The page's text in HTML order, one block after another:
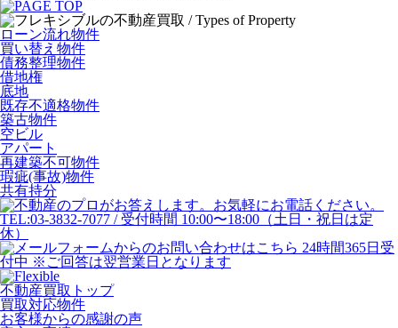
ローン流れ物件
買い替え物件
債務整理物件
借地権
底地
既存不適格物件
築古物件
空ビル
アパート
再建築不可物件
瑕疵(事故)物件
共有持分
不動産買取トップ
買取対応物件
お客様からの感謝の声